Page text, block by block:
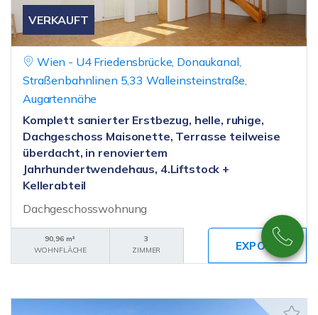
VERKAUFT
Wien - U4 Friedensbrücke, Donaukanal,
Straßenbahnlinen 5,33 Walleinsteinstraße,
Augartennähe
Komplett sanierter Erstbezug, helle, ruhige,
Dachgeschoss Maisonette, Terrasse teilweise
überdacht, in renoviertem
Jahrhundertwendehaus, 4.Liftstock +
Kellerabteil
Dachgeschosswohnung
90,96 m²
WOHNFLÄCHE
3
ZIMMER